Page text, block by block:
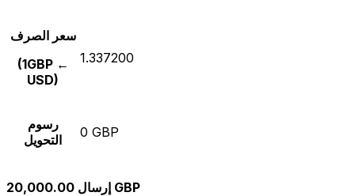
سعر الصرف
(1GBP ←
USD)
1.337200
رسوم
التحويل
0 GBP
إرسال 20,000.00 GBP